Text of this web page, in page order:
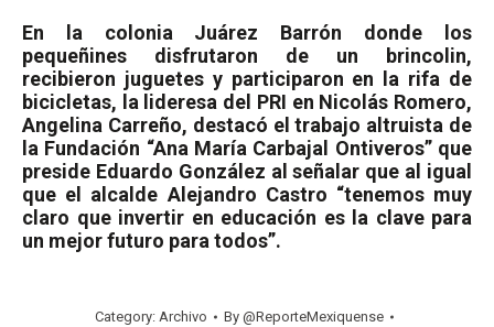
En la colonia Juárez Barrón donde los
pequeñines disfrutaron de un brincolin,
recibieron juguetes y participaron en la rifa de
bicicletas, la lideresa del PRI en Nicolás Romero,
Angelina Carreño, destacó el trabajo altruista de
la Fundación “Ana María Carbajal Ontiveros” que
preside Eduardo González al señalar que al igual
que el alcalde Alejandro Castro “tenemos muy
claro que invertir en educación es la clave para
un mejor futuro para todos”.
Category: Archivo By @ReporteMexiquense